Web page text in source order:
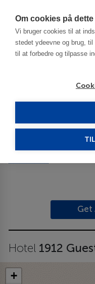
Om cookies på
Vi bruger cookies til at
stedet ydeevne og brug,
til at forbedre og tilpasse
1912
Get
Hotel 1912
+